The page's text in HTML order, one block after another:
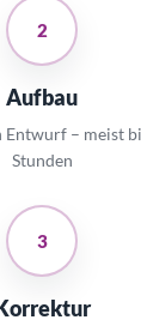
2
Aufbau
Entwurf – meist
Stunden
3